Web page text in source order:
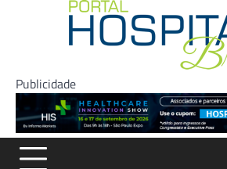
Publicidade